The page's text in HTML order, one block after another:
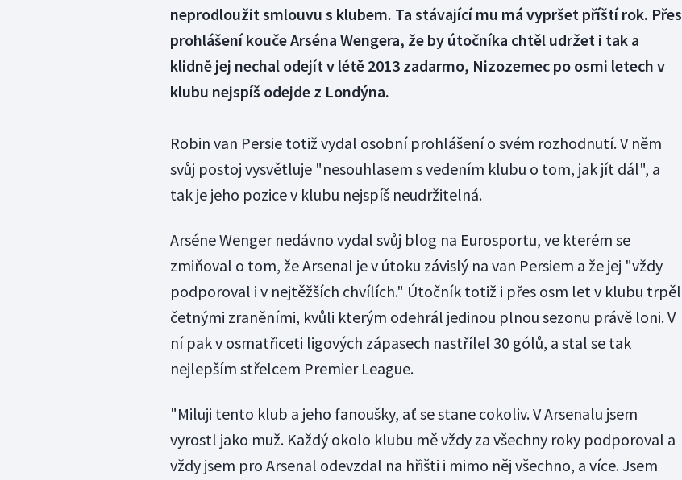
neprodloužit smlouvu s klubem. Ta stávající mu má vypršet příští rok. Přes
prohlášení kouče Arséna Wengera, že by útočníka chtěl udržet i tak a
klidně jej nechal odejít v létě 2013 zadarmo, Nizozemec po osmi letech v
klubu nejspíš odejde z Londýna.
Robin van Persie totiž vydal osobní prohlášení o svém rozhodnutí. V něm
svůj postoj vysvětluje "nesouhlasem s vedením klubu o tom, jak jít dál", a
tak je jeho pozice v klubu nejspíš neudržitelná.
Arséne Wenger nedávno vydal svůj blog na Eurosportu, ve kterém se
zmiňoval o tom, že Arsenal je v útoku závislý na van Persiem a že jej "vždy
podporoval i v nejtěžších chvílích." Útočník totiž i přes osm let v klubu trpěl
četnými zraněními, kvůli kterým odehrál jedinou plnou sezonu právě loni. V
ní pak v osmatřiceti ligových zápasech nastřílel 30 gólů, a stal se tak
nejlepším střelcem Premier League.
"Miluji tento klub a jeho fanoušky, ať se stane cokoliv. V Arsenalu jsem
vyrostl jako muž. Každý okolo klubu mě vždy za všechny roky podporoval a
vždy jsem pro Arsenal odevzdal na hřišti i mimo něj všechno, a více. Jsem